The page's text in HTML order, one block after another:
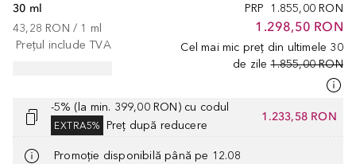
PRP 1.855,00 RON
1.298,50 RON
Cel mai mic preț din ultimele 30
de zile 1.855,00 RON
30 ml
43,28 RON / 1 ml
Prețul include TVA
-5% (la min. 399,00 RON) cu codul
EXTRA5% Preț după reducere
1.233,58 RON
Promoție disponibilă până pe 12.08